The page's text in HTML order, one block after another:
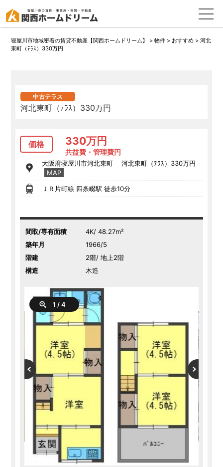
寝屋川市地域密着の賃貸不動産【関西ホームドリーム】 >物件 > おすすめ >河北
東町（ﾃﾗｽ）330万円
中古テラス
河北東町（ﾃﾗｽ）330万円
価格 330万円
共益費・管理費円
大阪府寝屋川市河北東町 河北東町（ﾃﾗｽ）330万円
MAP
ＪＲ片町線 四条畷駅 徒歩10分
間取/専有面積
4K/ 48.27m²
築年月
1966/5
階建
2階/ 地上2階
構造
木造
1 /4